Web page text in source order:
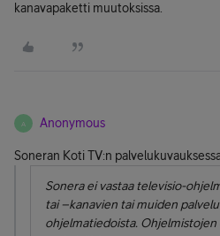
kanavapaketti muutoksissa.
A Anonymous
Soneran Koti TV:n
Sonera ei vastaa televisio-
tai –kanavien tai muiden
ohjelmatiedoista.